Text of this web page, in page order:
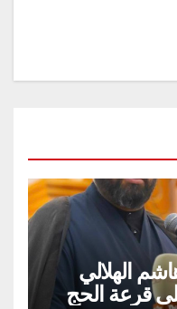
الهلالي
قرعة الحج